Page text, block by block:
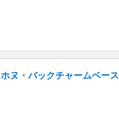
ホヌ・バックチャームベース